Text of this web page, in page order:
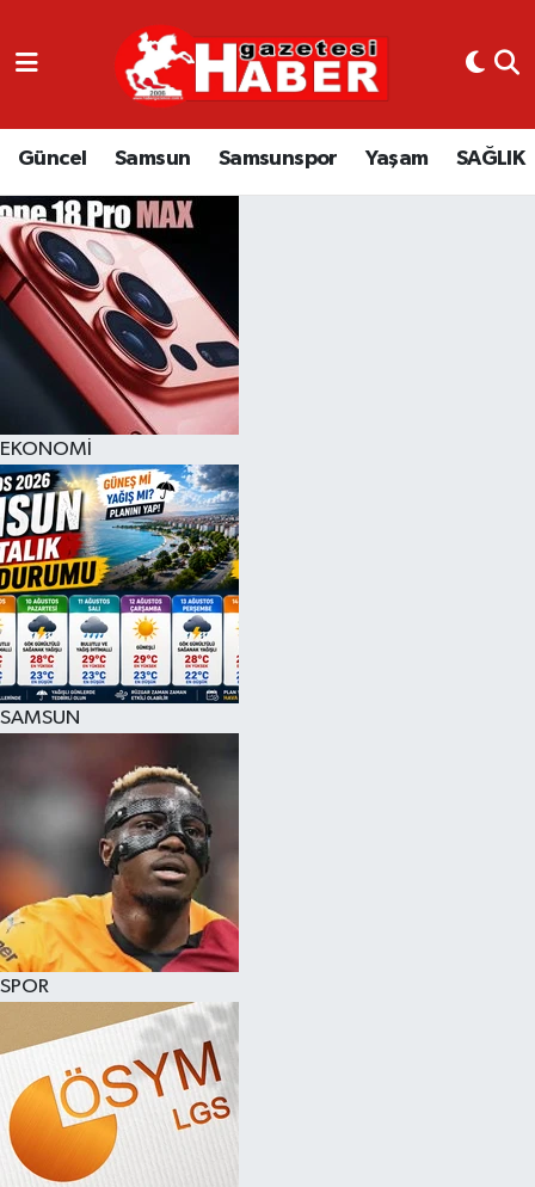
Güncel Samsun Samsunspor Yaşam SAĞLIK
EKONOMİ
SAMSUN
SPOR
GÜNCEL
SAMSUN
SAMSUNSPOR
EKONOMİ
YAŞAM